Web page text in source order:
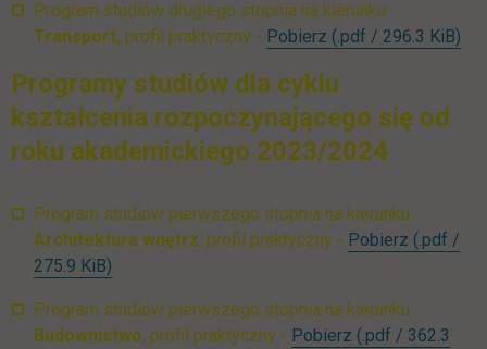
Program studiów drugiego stopnia na kierunku
Transport, profil praktyczny - Pobierz (.pdf / 296.3 KiB)
Programy studiów dla cyklu
kształcenia rozpoczynającego się od
roku akademickiego 2023/2024
Program studiów pierwszego stopnia na kierunku
Architektura wnętrz, profil praktyczny - Pobierz (.pdf /
275.9 KiB)
Program studiów pierwszego stopnia na kierunku
Budownictwo, profil praktyczny - Pobierz (.pdf / 362.3